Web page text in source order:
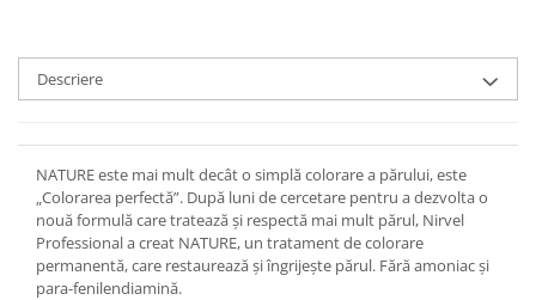
Descriere
NATURE este mai mult decât o simplă colorare a părului, este
„Colorarea perfectă”. După luni de cercetare pentru a dezvolta o
nouă formulă care tratează și respectă mai mult părul, Nirvel
Professional a creat NATURE, un tratament de colorare
permanentă, care restaurează și îngrijește părul. Fără amoniac și
para-fenilendiamină.